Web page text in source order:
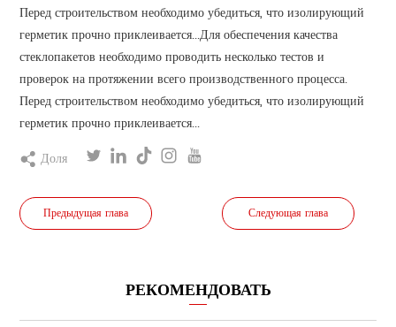
Перед строительством необходимо убедиться, что изолирующий
герметик прочно приклеивается...Для обеспечения качества
стеклопакетов необходимо проводить несколько тестов и
проверок на протяжении всего производственного процесса.
Перед строительством необходимо убедиться, что изолирующий
герметик прочно приклеивается...
Доля
Предыдущая глава Следующая глава
РЕКОМЕНДОВАТЬ